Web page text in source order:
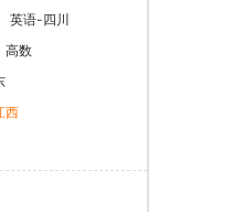
英语-四川
高数
西